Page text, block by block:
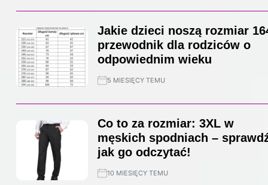
Jakie dzieci noszą rozmiar
przewodnik dla rodziców o
odpowiednim wieku
5 MIESIĘCY TEMU
Co to za rozmiar: 3XL w
męskich spodniach –
jak go odczytać!
10 MIESIĘCY TEMU